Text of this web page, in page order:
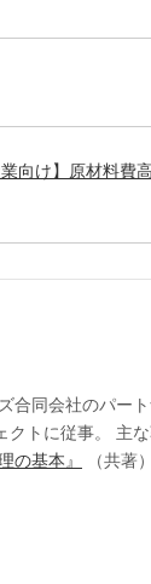
向け】原材料費
合同会社のパー
クトに従事。 主
の基本』 （共著）